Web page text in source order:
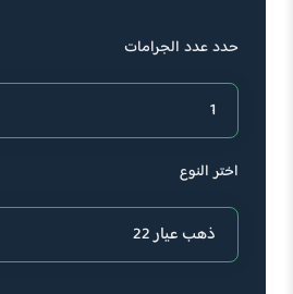
حدد عدد الجرامات
اختر النوع